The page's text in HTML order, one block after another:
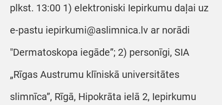
plkst. 13:00 1) elektroniski Iepirkumu daļai uz
e-pastu iepirkumi@aslimnica.lv ar norādi
"Dermatoskopa iegāde”; 2) personīgi, SIA
„Rīgas Austrumu klīniskā universitātes
slimnīca”, Rīgā, Hipokrāta ielā 2, Iepirkumu